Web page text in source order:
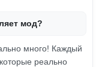
мод?
много! Каждый
реально